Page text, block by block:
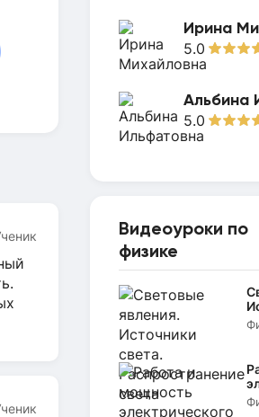
Ирина
5.0
Альбина
5.0
Видеоуроки по
физике